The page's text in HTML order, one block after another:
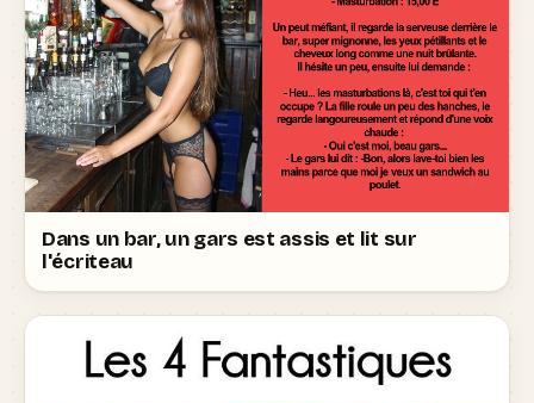
Dans un bar, un gars est assis et lit sur
l'écriteau